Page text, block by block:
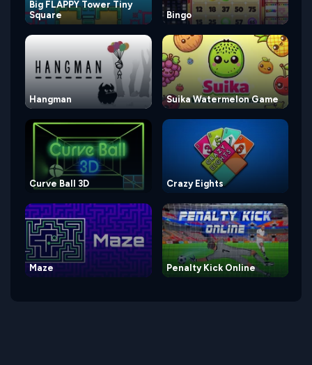
Big FLAPPY Tower Tiny
Square
Bingo
Hangman Suika Watermelon Game
Curve Ball 3D Crazy Eights
Maze Penalty Kick Online